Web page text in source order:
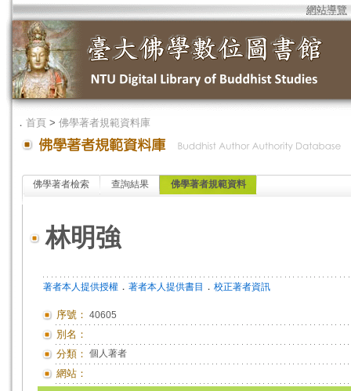
網站導覽
． 首頁 > 佛學著者規範資料庫
佛學著者檢索 查詢結果 佛學著者規範資料
林明強
著者本人提供授權 ． 著者本人提供書目 ． 校正著者資訊
序號： 40605
別名：
分類： 個人著者
網站：